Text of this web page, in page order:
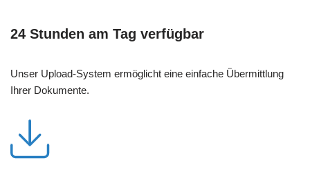
24 Stunden am Tag verfügbar
Unser Upload-System ermöglicht eine einfache Übermittlung
Ihrer Dokumente.